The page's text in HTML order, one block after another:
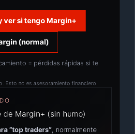
ver si tengo Margin+
(normal)
= pérdidas rápidas si te
Esto no es asesoramiento financiero.
Margin+ (sin humo)
“top traders”, normalmente